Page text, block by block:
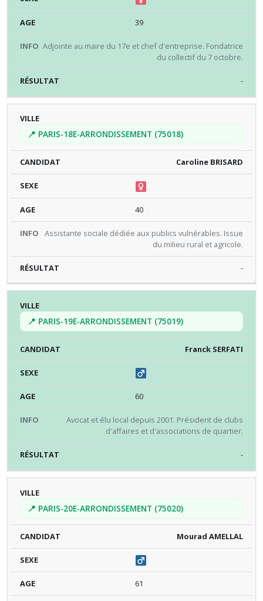
39
Adjointe au maire du 17e et chef d'entreprise. Fondatrice
du collectif du 7 octobre.
-
📍 PARIS-18E-ARRONDISSEMENT (75018)
Caroline BRISARD
40
Assistante sociale dédiée aux publics vulnérables. Issue
du milieu rural et agricole.
-
📍 PARIS-19E-ARRONDISSEMENT (75019)
Franck SERFATI
60
Avocat et élu local depuis 2001. Président de clubs
d'affaires et d'associations de quartier.
-
📍 PARIS-20E-ARRONDISSEMENT (75020)
Mourad AMELLAL
61